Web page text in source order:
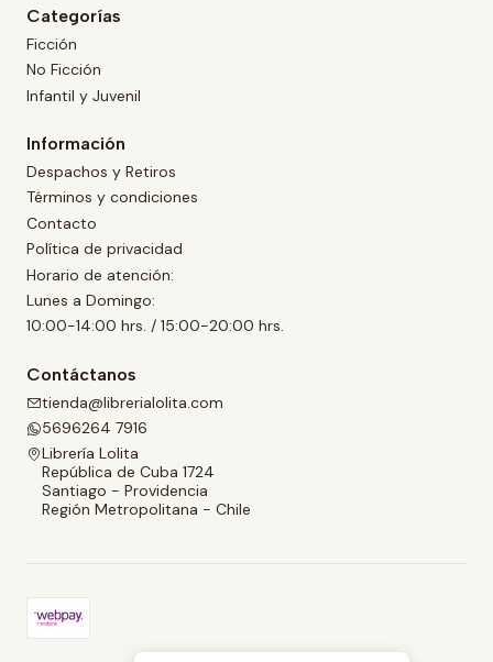
Categorías
Ficción
No Ficción
Infantil y Juvenil
Información
Despachos y Retiros
Términos y condiciones
Contacto
Política de privacidad
Horario de atención:
Lunes a Domingo:
10:00-14:00 hrs. / 15:00-20:00 hrs.
Contáctanos
tienda@librerialolita.com
5696264 7916
Librería Lolita
República de Cuba 1724
Santiago - Providencia
Región Metropolitana - Chile